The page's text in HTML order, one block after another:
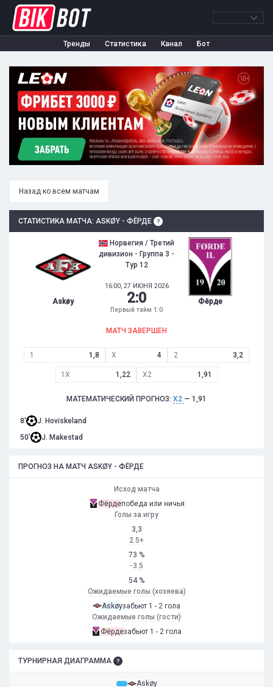
Тренды Статистика Канал Бот
Назад ко всем матчам
СТАТИСТИКА МАТЧА: ASKØY - ФЁРДЕ
Askøy
Норвегия / Третий
дивизион - Группа 3 -
Тур 12
16:00, 27 ИЮНЯ 2026
2:0
Первый тайм 1:0
Фёрде
МАТЧ ЗАВЕРШЕН
1 1,8 X 4 2 3,2
1X 1,22 X2 1,91
МАТЕМАТИЧЕСКИЙ ПРОГНОЗ: X2 — 1,91
8'
J. Hoviskeland
50'
J. Makestad
ПРОГНОЗ НА МАТЧ ASKØY - ФЁРДЕ
Исход матча
Фёрдепобеда или ничья
Голы за игру
3,3
2.5+
73 %
-3.5
54 %
Ожидаемые голы (хозяева)
Askøyзабьют 1 - 2 гола
Ожидаемые голы (гости)
Фёрдезабьют 1 - 2 гола
ТУРНИРНАЯ ДИАГРАММА
Askøy